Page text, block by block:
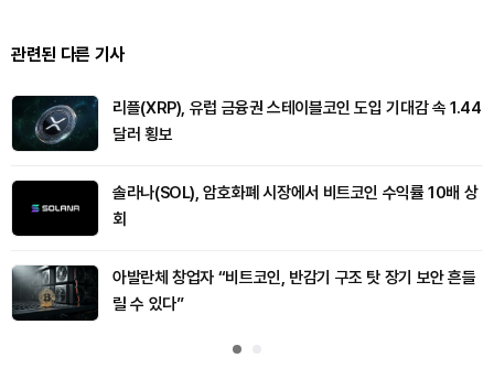
관련된 다른 기사
리플(XRP), 유럽 금융권 스테이블코인 도입 기대감 속 1.44
달러 횡보
솔라나(SOL), 암호화폐 시장에서 비트코인 수익률 10배 상
회
아발란체 창업자 “비트코인, 반감기 구조 탓 장기 보안 흔들
릴 수 있다”